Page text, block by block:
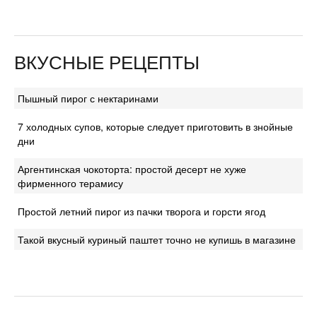
ВКУСНЫЕ РЕЦЕПТЫ
Пышный пирог с нектаринами
7 холодных супов, которые следует приготовить в знойные
дни
Аргентинская чокоторта: простой десерт не хуже
фирменного терамису
Простой летний пирог из пачки творога и горсти ягод
Такой вкусный куриный паштет точно не купишь в магазине